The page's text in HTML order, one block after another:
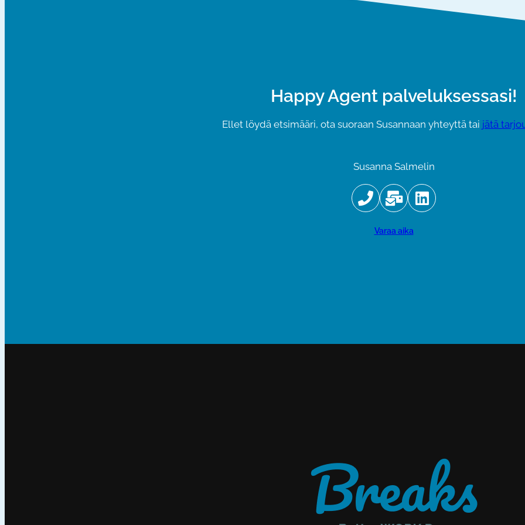
Happy Agent palveluksessasi!
Ellet löydä etsimääri, ota suoraan Susannaan yhteyttä tai jätä
Susanna Salmelin
varaa aika